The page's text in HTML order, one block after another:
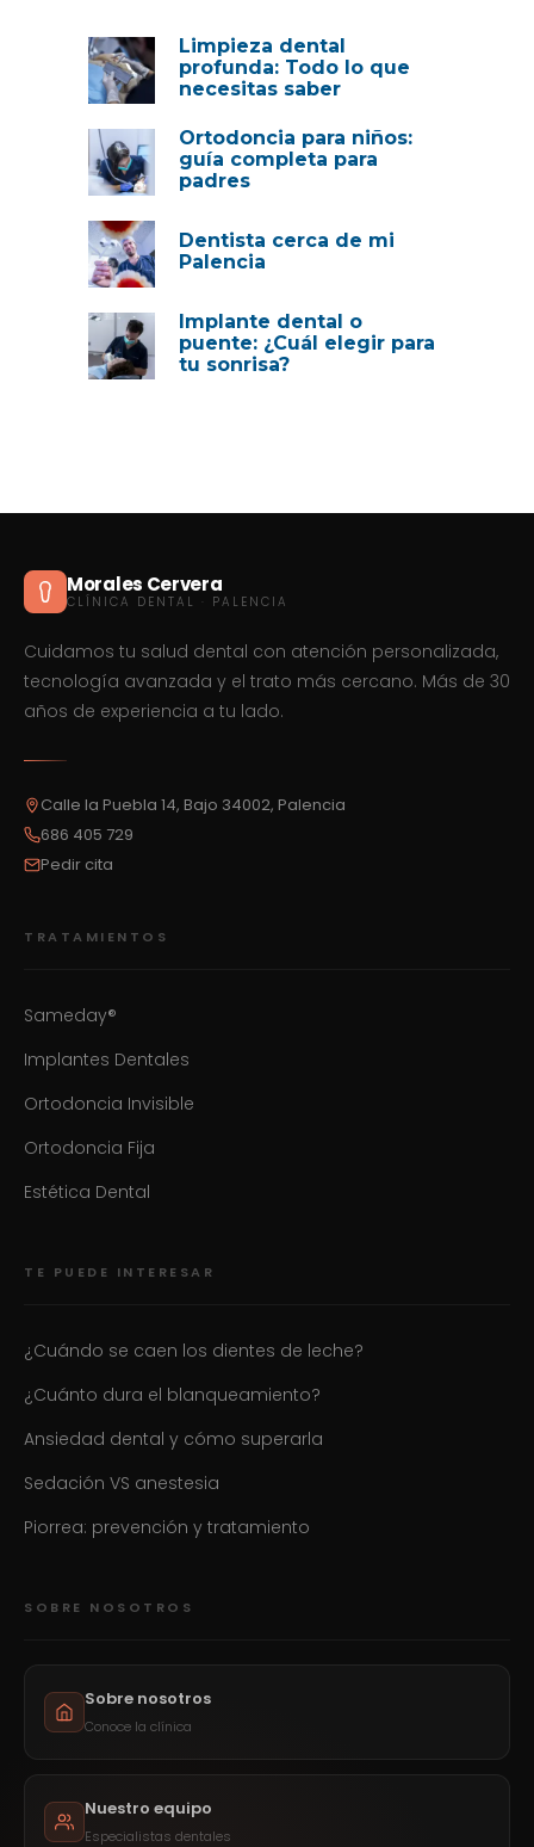
Limpieza dental
profunda: Todo lo que
necesitas saber
Ortodoncia para niños:
guía completa para
padres
Dentista cerca de mi
Palencia
Implante dental o
puente: ¿Cuál elegir para
tu sonrisa?
Morales Cervera
CLÍNICA DENTAL · PALENCIA
Cuidamos tu salud dental con atención personalizada,
tecnología avanzada y el trato más cercano. Más de 30
años de experiencia a tu lado.
Calle la Puebla 14, Bajo 34002, Palencia
686 405 729
Pedir cita
TRATAMIENTOS
Sameday®
Implantes Dentales
Ortodoncia Invisible
Ortodoncia Fija
Estética Dental
TE PUEDE INTERESAR
¿Cuándo se caen los dientes de leche?
¿Cuánto dura el blanqueamiento?
Ansiedad dental y cómo superarla
Sedación VS anestesia
Piorrea: prevención y tratamiento
SOBRE NOSOTROS
Sobre nosotros
Conoce la clínica
Nuestro equipo
Especialistas dentales